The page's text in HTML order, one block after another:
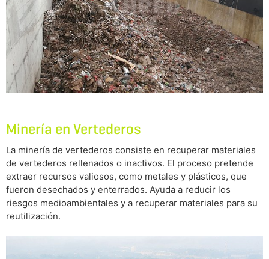
Minería en Vertederos
La minería de vertederos consiste en recuperar materiales
de vertederos rellenados o inactivos. El proceso pretende
extraer recursos valiosos, como metales y plásticos, que
fueron desechados y enterrados. Ayuda a reducir los
riesgos medioambientales y a recuperar materiales para su
reutilización.